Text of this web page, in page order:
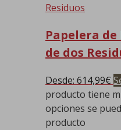
Papelera
de dos
Desde: 614,99€
producto tiene
opciones se
producto